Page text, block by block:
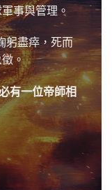
事與管理。
躬盡瘁，死而
。
有一位帝師相